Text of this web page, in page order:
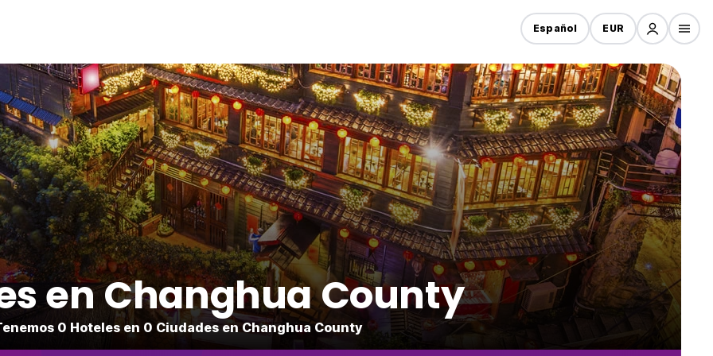
Español EUR
en Changhua County
0 Hoteles en 0 Ciudades en Changhua County